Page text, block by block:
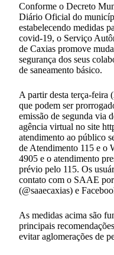
Conforme o Decreto
Diário Oficial do
estabelecendo medidas
covid-19, o Serviço
de Caxias promove
segurança dos seus
de saneamento básico.
A partir desta terça-feira
que podem ser
emissão de segunda via
agência virtual no site
atendimento ao público
de Atendimento 115 e o
4905 e o atendimento
prévio pelo 115. Os
contato com o SAAE
(@saaecaxias) e
As medidas acima são
principais
evitar aglomerações de